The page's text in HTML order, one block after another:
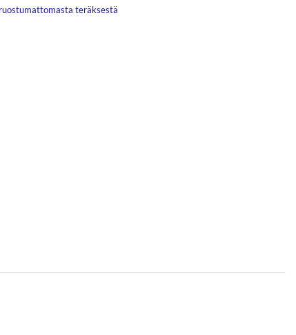
teräksestä